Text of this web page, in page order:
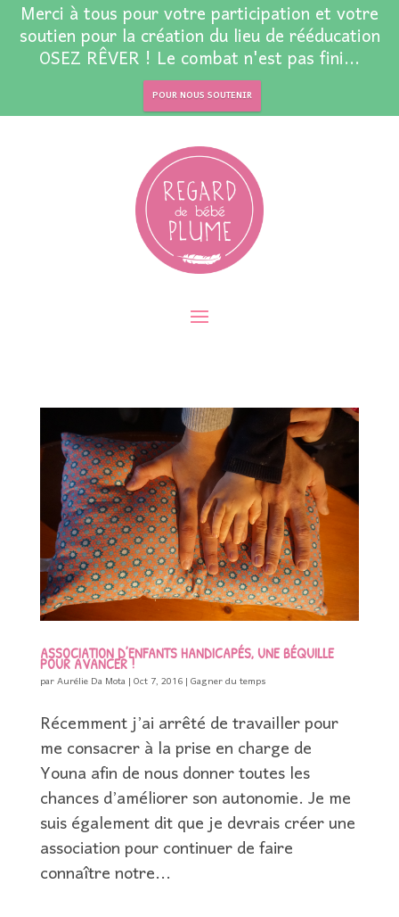
Merci à tous pour votre participation et votre
soutien pour la création du lieu de rééducation
OSEZ RÊVER ! Le combat n'est pas fini...
POUR NOUS SOUTENIR
ASSOCIATION D’ENFANTS HANDICAPÉS, UNE BÉQUILLE
POUR AVANCER !
parAurélie Da Mota|Oct 7, 2016|Gagner du temps
Récemment j’ai arrêté de travailler pour
me consacrer à la prise en charge de
Youna afin de nous donner toutes les
chances d’améliorer son autonomie. Je me
suis également dit que je devrais créer une
association pour continuer de faire
connaître notre...